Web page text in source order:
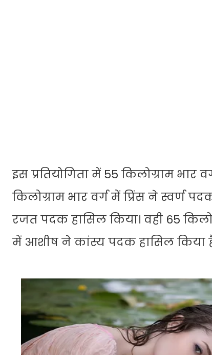
इस प्रतियोगिता में 55 किलोग्राम भार
किलोग्राम भार वर्ग में प्रिंस ने स्वर्ण
रजत पदक हासिल किया। वही 65
में आशीष ने कांस्य पदक हासिल किया